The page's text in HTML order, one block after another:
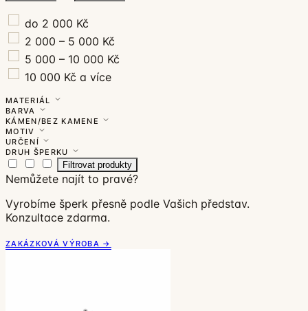
do 2 000 Kč
2 000 – 5 000 Kč
5 000 – 10 000 Kč
10 000 Kč a více
MATERIÁL
BARVA
KÁMEN/BEZ KAMENE
MOTIV
URČENÍ
DRUH ŠPERKU
Filtrovat produkty
Nemůžete najít to pravé?
Vyrobíme šperk přesně podle Vašich představ.
Konzultace zdarma.
ZAKÁZKOVÁ VÝROBA →